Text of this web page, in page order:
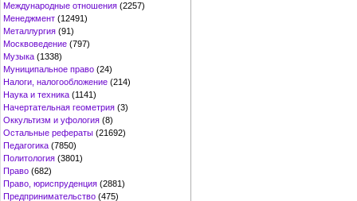
Международные отношения (2257)
Менеджмент (12491)
Металлургия (91)
Москвоведение (797)
Музыка (1338)
Муниципальное право (24)
Налоги, налогообложение (214)
Наука и техника (1141)
Начертательная геометрия (3)
Оккультизм и уфология (8)
Остальные рефераты (21692)
Педагогика (7850)
Политология (3801)
Право (682)
Право, юриспруденция (2881)
Предпринимательство (475)